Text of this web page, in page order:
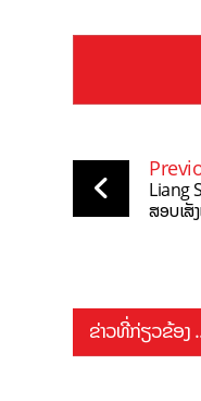
Liang
ສອບເສັ
ຂ່າວທີ່ກ່ຽວຂ້ອງ